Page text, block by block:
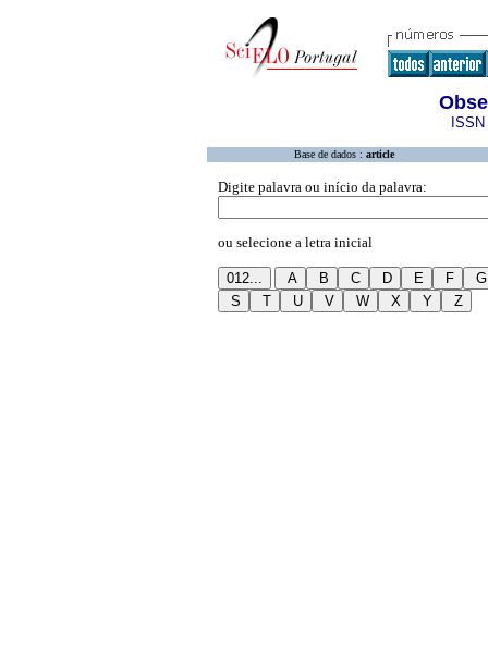
Base de dados : article
Digite palavra ou início da palavra:
ou selecione a letra inicial